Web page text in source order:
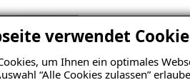
verwendet
um Ihnen ein optimales
“Alle Cookies zulassen”
03